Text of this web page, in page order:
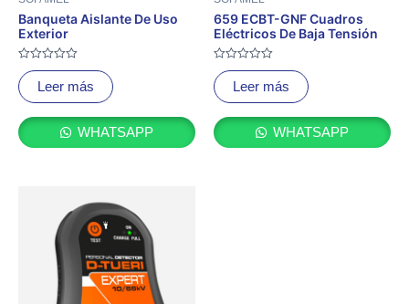
Banqueta Aislante De Uso
Exterior
Valorado
con
0
de
Leer más
WHATSAPP
659 ECBT-GNF Cuadros
Eléctricos De Baja Tensión
Valorado
con
0
de
Leer más
WHATSAPP